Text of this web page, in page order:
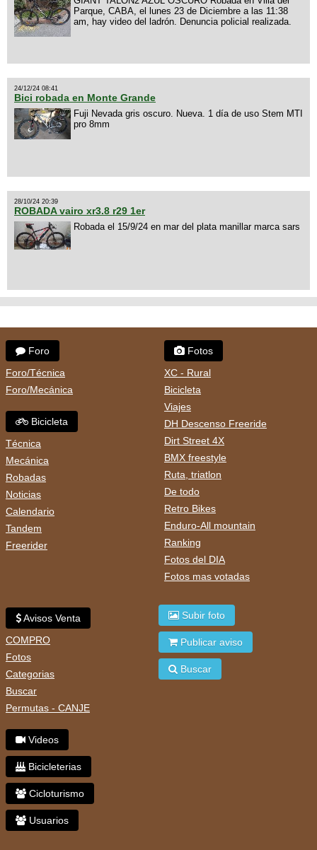
Parque, CABA, el lunes 23 de Diciembre a las 11:38
am, hay video del ladrón. Denuncia policial realizada.
24/12/24 08:41
Bici robada en Monte Grande
Fuji Nevada gris oscuro. Nueva. 1 día de uso Stem MTI
pro 8mm
28/10/24 20:39
ROBADA vairo xr3.8 r29 1er
Robada el 15/9/24 en mar del plata manillar marca sars
Foro
Foro/Técnica
Foro/Mecánica
Bicicleta
Técnica
Mecánica
Robadas
Noticias
Calendario
Tandem
Freerider
Fotos
XC - Rural
Bicicleta
Viajes
DH Descenso Freeride
Dirt Street 4X
BMX freestyle
Ruta, triatlon
De todo
Retro Bikes
Enduro-All mountain
Ranking
Fotos del DIA
Fotos mas votadas
Avisos Venta
COMPRO
Fotos
Categorias
Buscar
Permutas - CANJE
Videos
Bicicleterias
Cicloturismo
Usuarios
Subir foto
Publicar aviso
Buscar